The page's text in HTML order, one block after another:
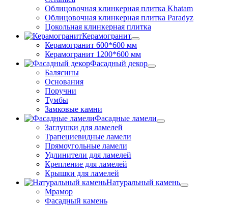
Облицовочная клинкерная плитка Khatam
Облицовочная клинкерная плитка Paradyz
Цокольная клинкерная плитка
Керамогранит
Керамогранит 600*600 мм
Керамогранит 1200*600 мм
Фасадный декор
Балясины
Основания
Поручни
Тумбы
Замковые камни
Фасадные ламели
Заглушки для ламелей
Трапециевидные ламели
Прямоугольные ламели
Удлинители для ламелей
Крепление для ламелей
Крышки для ламелей
Натуральный камень
Мрамор
Фасадный камень